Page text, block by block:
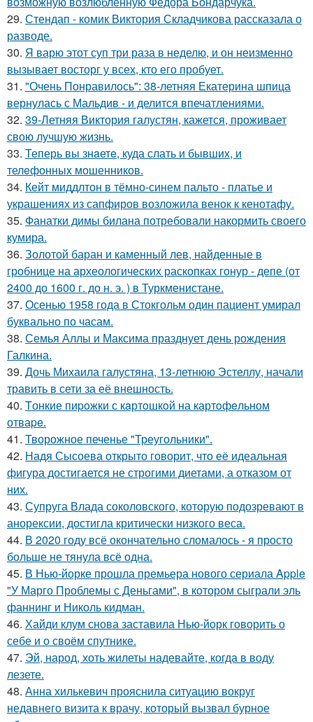
29. Стендап - комик Виктория Складчикова рассказала о
разводе.
30. Я варю этот суп три раза в неделю, и он неизменно
вызывает восторг у всех, кто его пробует.
31. "Очень Понравилось": 38-летняя Екатерина шпица
вернулась с Мальдив - и делится впечатлениями.
32. 39-Летняя Виктория галустян, кажется, проживает
свою лучшую жизнь.
33. Теперь вы знaетe, куда слать и бывших, и
телeфонныx мошенников.
34. Кейт миддлтон в тёмно-синем пальто - платье и
украшениях из сапфиров возложила венок к кенотафу.
35. Фанатки димы билана потребовали накормить своего
кумира.
36. Золотой баран и каменный лев, найденные в
гробнице на археологических раскопках гонур - депе (от
2400 до 1600 г. до н. э. ) в Туркменистане.
37. Осенью 1958 года в Стокгольм один пациент умирал
буквально по часам.
38. Семья Аллы и Максима празднует день рождения
Галкина.
39. Дочь Михаила галустяна, 13-летнюю Эстеллу, начали
травить в сети за её внешность.
40. Tонкие пиpoжки с кaртoшкoй на картoфeльном
отваpe.
41. Творожное печенье "Треугольники".
42. Надя Сысоева открыто говорит, что её идеальная
фигура достигается не строгими диетами, а отказом от
них.
43. Супруга Влада соколовского, которую подозревают в
анорексии, достигла критически низкого веса.
44. В 2020 году всё окончательно сломалось - я просто
больше не тянула всё одна.
45. В Нью-йорке прошла премьера нового сериала Apple
"У Марго Проблемы с Деньгами", в котором сыграли эль
фаннинг и Николь кидман.
46. Хайди клум снова заставила Нью-йорк говорить о
себе и о своём спутнике.
47. Эй, народ, хоть жилеты надевайте, когда в воду
лезете.
48. Анна хилькевич прояснила ситуацию вокруг
недавнего визита к врачу, который вызвал бурное